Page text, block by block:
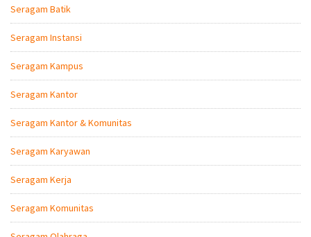
Seragam Batik
Seragam Instansi
Seragam Kampus
Seragam Kantor
Seragam Kantor & Komunitas
Seragam Karyawan
Seragam Kerja
Seragam Komunitas